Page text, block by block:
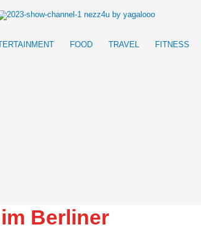
FOOD TRAVEL FITNESS
im Berliner